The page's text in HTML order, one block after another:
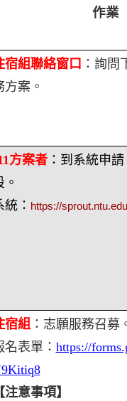
作業
宿組聯絡窗口 ：詢問
方案。
方案者：到系統申
。
統： https://
宿組：志願服務召募
名表單： https://
注意事項】